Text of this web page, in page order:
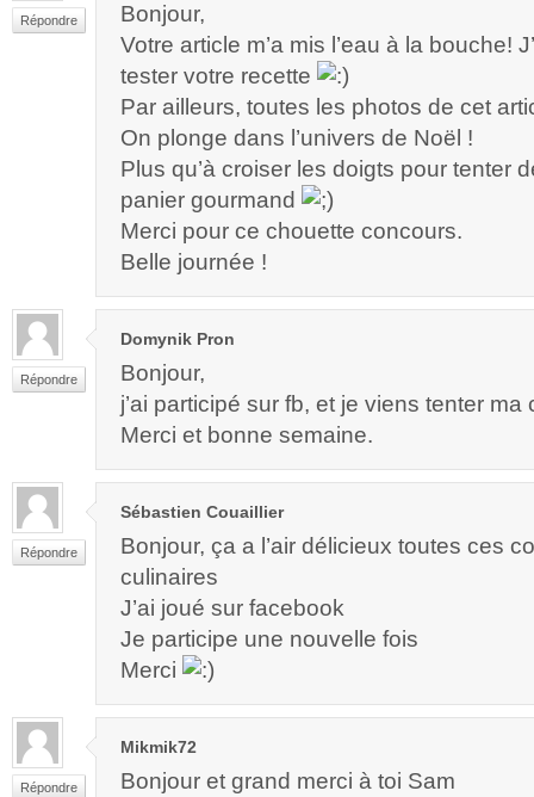
Répondre
Bonjour,
Votre article m’a mis l’eau à la bouche!
tester votre recette
Par ailleurs, toutes les photos de cet
On plonge dans l’univers de Noël !
Plus qu’à croiser les doigts pour tenter
panier gourmand
Merci pour ce chouette concours.
Belle journée !
Répondre
Domynik Pron
Bonjour,
j’ai participé sur fb, et je viens tenter ma
Merci et bonne semaine.
Répondre
Sébastien Couaillier
Bonjour, ça a l’air délicieux toutes ces
culinaires
J’ai joué sur facebook
Je participe une nouvelle fois
Merci
Répondre
Mikmik72
Bonjour et grand merci à toi Sam